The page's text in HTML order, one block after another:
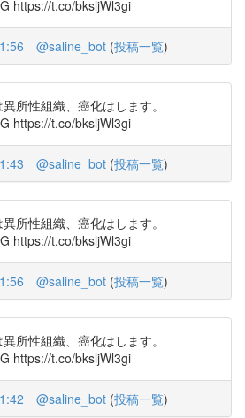
https://t.co/bksljWl3gi
@saline_bot (投稿一覧)
所性組織、癌化はします。
https://t.co/bksljWl3gi
@saline_bot (投稿一覧)
所性組織、癌化はします。
https://t.co/bksljWl3gi
@saline_bot (投稿一覧)
所性組織、癌化はします。
https://t.co/bksljWl3gi
@saline_bot (投稿一覧)